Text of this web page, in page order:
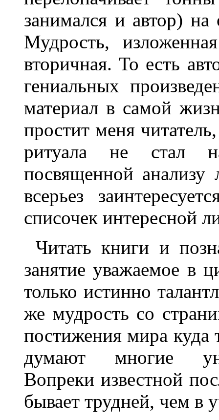
занимался и автор)
Мудрость,
вторичная. То есть
гениальных
материал в самой
простит меня
ритуала не стал
посвященной анализу
всерьез
списочек интересной
Читать книги и
занятие уважаемое в
только истинно
же мудрость со
постижения мира куда
думают многие
Вопреки известной
бывает трудней, чем в